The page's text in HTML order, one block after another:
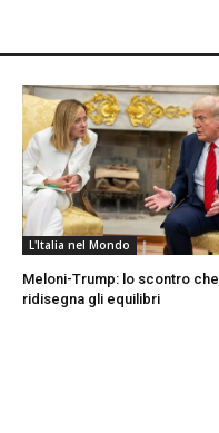
L'Italia nel Mondo
Meloni-Trump: lo scontro che
ridisegna gli equilibri